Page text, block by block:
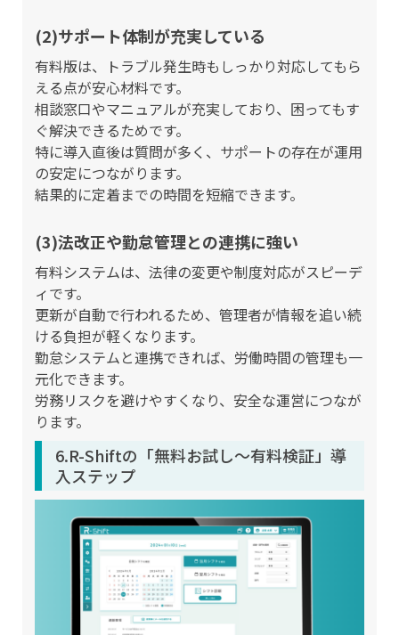
(2)サポート体制が充実している
有料版は、トラブル発生時もしっかり対応してもら
える点が安心材料です。
相談窓口やマニュアルが充実しており、困ってもす
ぐ解決できるためです。
特に導入直後は質問が多く、サポートの存在が運用
の安定につながります。
結果的に定着までの時間を短縮できます。
(3)法改正や勤怠管理との連携に強い
有料システムは、法律の変更や制度対応がスピーデ
ィです。
更新が自動で行われるため、管理者が情報を追い続
ける負担が軽くなります。
勤怠システムと連携できれば、労働時間の管理も一
元化できます。
労務リスクを避けやすくなり、安全な運営につなが
ります。
6.R-Shiftの「無料お試し〜有料検証」導
入ステップ